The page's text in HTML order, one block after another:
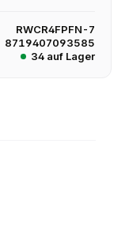
RWCR4FPFN-7
8719407093585
34 auf Lager